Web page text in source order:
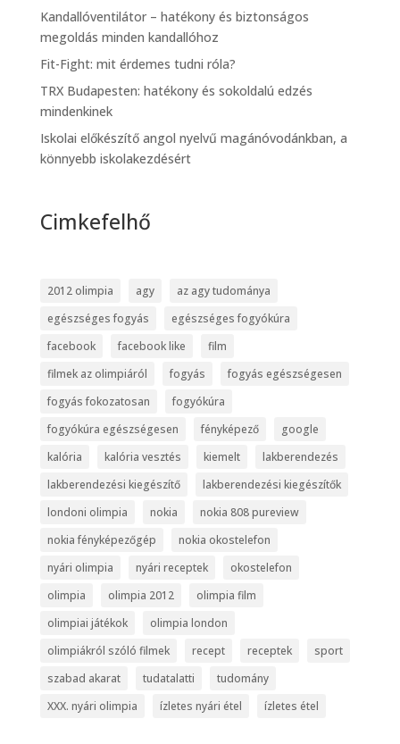
Kandallóventilátor – hatékony és biztonságos
megoldás minden kandallóhoz
Fit-Fight: mit érdemes tudni róla?
TRX Budapesten: hatékony és sokoldalú edzés
mindenkinek
Iskolai előkészítő angol nyelvű magánóvodánkban, a
könnyebb iskolakezdésért
Cimkefelhő
2012 olimpia agy
az agy tudománya
egészséges fogyás
egészséges fogyókúra
facebook
facebook like
film
filmek az olimpiáról
fogyás
fogyás egészségesen
fogyás fokozatosan
fogyókúra
fogyókúra egészségesen
fényképező
google
kalória
kalória vesztés kiemelt
lakberendezés
lakberendezési kiegészítő
lakberendezési kiegészítők
londoni olimpia
nokia
nokia 808 pureview
nokia fényképezőgép
nokia okostelefon
nyári olimpia
nyári receptek
okostelefon
olimpia
olimpia 2012
olimpia film
olimpiai játékok
olimpia london
olimpiákról szóló filmek
recept receptek
sport
szabad akarat
tudatalatti
tudomány
XXX. nyári olimpia
ízletes nyári étel ízletes étel